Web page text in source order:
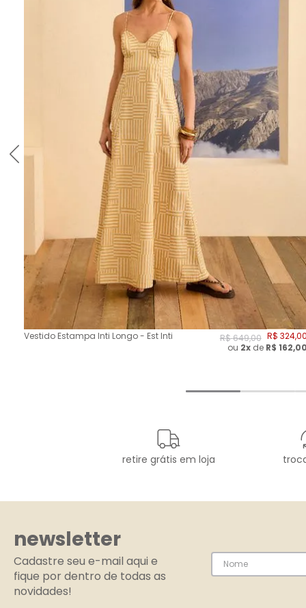
Vestido Estampa Inti Longo - Est Inti R$649,00 R$ 324,
ou 2xde R$
retire grátis em loja
newsletter
Cadastre seu e-mail aqui e
fique por dentro de todas as
novidades!